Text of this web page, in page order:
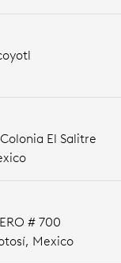
El Salitre
# 700
Mexico